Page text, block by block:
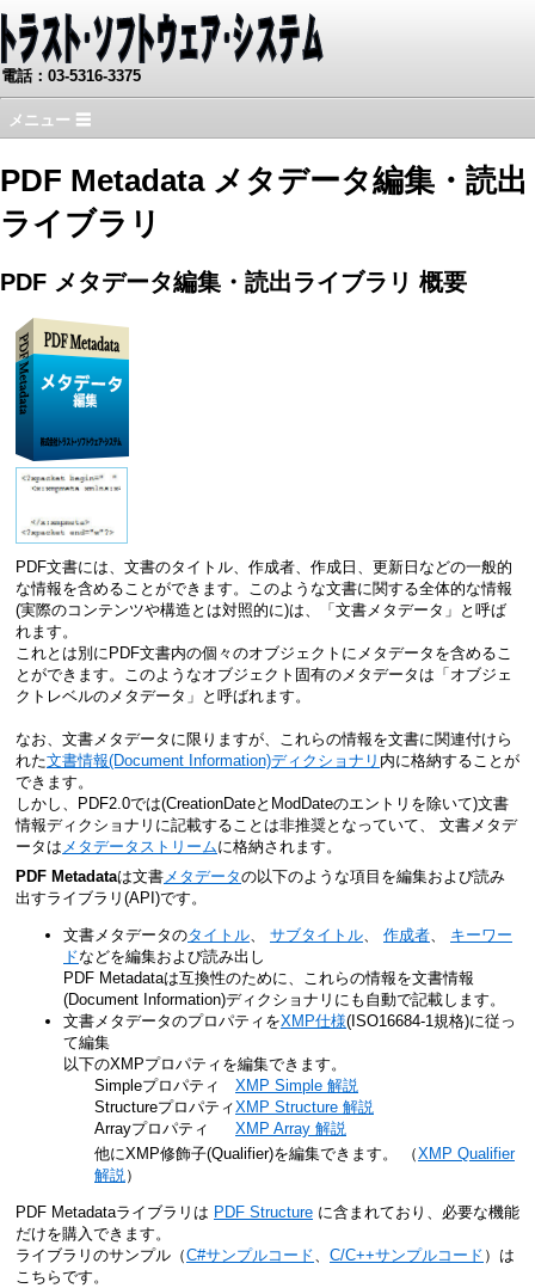
電話：03-5316-3375
メニュー ☰
PDF Metadata メタデータ編集・読出
ライブラリ
PDF メタデータ編集・読出ライブラリ 概要
PDF文書には、文書のタイトル、作成者、作成日、更新日などの一般的
な情報を含めることができます。このような文書に関する全体的な情報
(実際のコンテンツや構造とは対照的に)は、「文書メタデータ」と呼ば
れます。
これとは別にPDF文書内の個々のオブジェクトにメタデータを含めるこ
とができます。このようなオブジェクト固有のメタデータは「オブジェ
クトレベルのメタデータ」と呼ばれます。
なお、文書メタデータに限りますが、これらの情報を文書に関連付けら
れた文書情報(Document Information)ディクショナリ 内に格納することが
できます。
しかし、PDF2.0では(CreationDateとModDateのエントリを除いて)文書
情報ディクショナリに記載することは非推奨となっていて、 文書メタデ
ータは メタデータストリームに格納されます。
PDF Metadataは文書 メタデータの以下のような項目を編集および読み
出すライブラリ(API)です。
文書メタデータのタイトル サブタイトル 作成者
キーワー
ドなどを編集および読み出し
PDF Metadataは互換性のために、これらの情報を文書情報
(Document Information)ディクショナリにも自動で記載します。
文書メタデータのプロパティをXMP仕様(ISO16684-1規格)に従っ
て編集
以下のXMPプロパティを編集できます。
Simpleプロパティ
XMP Simple 解説
StructureプロパティXMP Structure 解説
Arrayプロパティ
XMP Array 解説
他にXMP修飾子(Qualifier)を編集できます。 （XMP Qualifier
解説）
PDF Metadataライブラリは PDF Structure に含まれており、必要な機能
だけを購入できます。
ライブラリのサンプル（C#サンプルコード、 C/C++サンプルコード ）は
こちらです。